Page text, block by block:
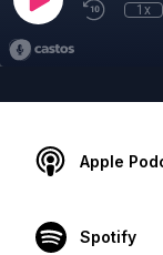
1x
Apple
Spotify